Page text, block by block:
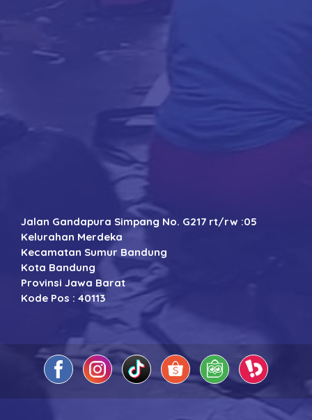
Jalan Gandapura Simpang No. G217 rt/rw :05
Kelurahan Merdeka
Kecamatan Sumur Bandung
Kota Bandung
Provinsi Jawa Barat
Kode Pos : 40113